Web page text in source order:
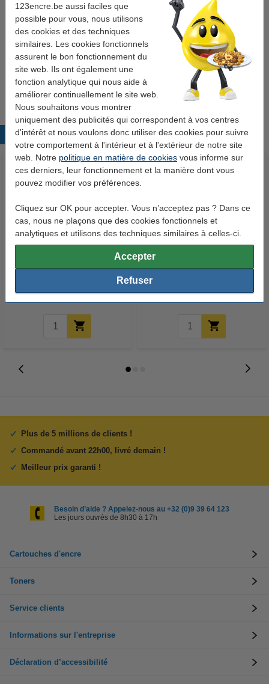
123encre.be aussi faciles que
possible pour vous, nous utilisons
des cookies et des techniques
similaires. Les cookies fonctionnels
assurent le bon fonctionnement du
site web. Ils ont également une
fonction analytique qui nous aide à
améliorer continuellement le site web.
Nous souhaitons vous montrer
uniquement des publicités qui correspondent à vos centres
d'intérêt et nous voulons donc utiliser des cookies pour suivre
votre comportement à l'intérieur et à l'extérieur de notre site
web. Notre politique en matière de cookies vous informe sur
ces derniers, leur fonctionnement et la manière dont vous
pouvez modifier vos préférences.
Cliquez sur OK pour accepter. Vous n’acceptez pas ? Dans ce
cas, nous ne plaçons que des cookies fonctionnels et
analytiques et utilisons des techniques similaires à celles-ci.
Accepter
Refuser
Code produit: 226563
Bon plan : commandez également
123encre papier d'impression 1 ramette de 500
feuilles A4 - 80 g/m²
7,25 €
Produits populaires
(6 compartiments) - bleu glacier
13,95 € Inclus : 21% de TVA 13,95 € Inclus : 21% de TVA
Plus de 5 millions de clients !
Commandé avant 22h00, livré demain !
Meilleur prix garanti !
Besoin d’aide ? Appelez-nous au +32 (0)9 39 64 123
Les jours ouvrés de 8h30 à 17h
Cartouches d'encre
Toners
Service clients
Informations sur l'entreprise
Déclaration d’accessibilité